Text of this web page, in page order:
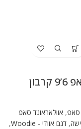
קרבון
סאפ, אוולאראונד סאפ
, דגם אוודי - Woodie
,